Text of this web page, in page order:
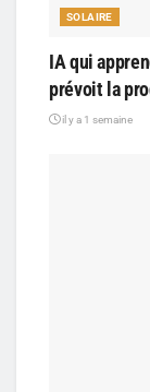
SOLAIRE
IA qui
prévoit la
il y a 1 semaine